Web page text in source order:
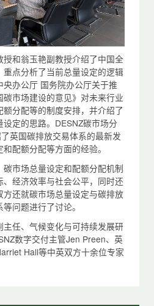
和翁玉艳副教授介绍了中国全
点分析了当前总量设定的逻辑
办公厅 国务院办公厅关于推
市场建设的意见》对未来行业
分配等的制度安排，并介绍了
定的思路。DESNZ碳市场分
英国碳排放交易体系的最新发
配额分配等方面的经验。
碳市场总量设定和配额分配机制
经济效率与社会公平，同时还
还就碳市场总量设定与碳排放
问题进行了讨论。
任、气候变化与可持续发展研
数字交付主管Jen Preen、英
Hall等中英双方十余位专家